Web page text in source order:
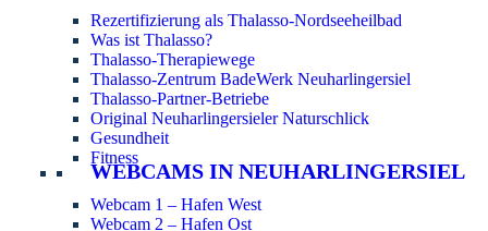
Rezertifizierung als Thalasso-Nordseeheilbad
Was ist Thalasso?
Thalasso-Therapiewege
Thalasso-Zentrum BadeWerk Neuharlingersiel
Thalasso-Partner-Betriebe
Original Neuharlingersieler Naturschlick
Gesundheit
Fitness
WEBCAMS IN NEUHARLINGERSIEL
Webcam 1 – Hafen West
Webcam 2 – Hafen Ost